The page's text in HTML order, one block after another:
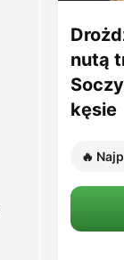
nutą
kęsie
🔥